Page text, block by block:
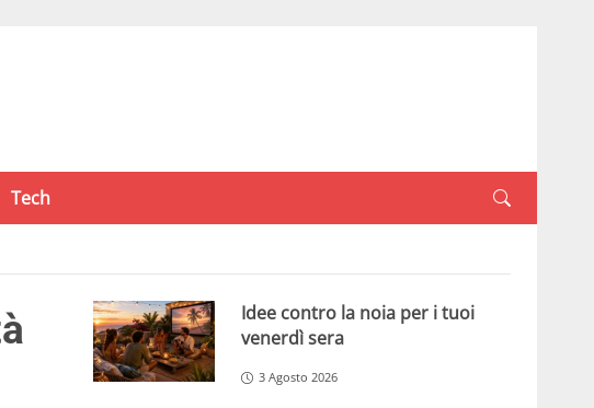
Tech
Idee contro la noia per i tuoi
venerdì sera
3 Agosto 2026